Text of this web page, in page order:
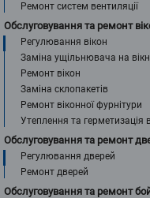
Ремонт систем вентиляції
Обслуговування та ремонт
Регулювання вікон
Заміна ущільнювача на
Ремонт вікон
Заміна склопакетів
Ремонт віконної фурнітури
Утеплення та герметизація
Обслуговування та ремонт
Регулювання дверей
Ремонт дверей